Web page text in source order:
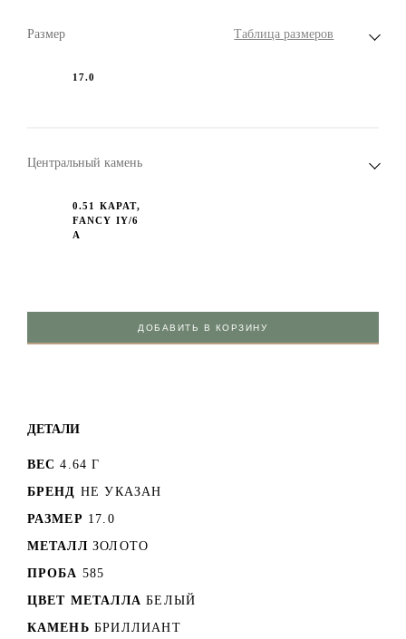
Размер Таблица размеров
17.0
Центральный камень
0.51 КАРАТ,
FANCY IY/6
А
ДОБАВИТЬ В КОРЗИНУ
ДЕТАЛИ
ВЕС 4.64 Г
БРЕНД НЕ УКАЗАН
РАЗМЕР 17.0
МЕТАЛЛ ЗОЛОТО
ПРОБА 585
ЦВЕТ МЕТАЛЛА БЕЛЫЙ
КАМЕНЬ БРИЛЛИАНТ